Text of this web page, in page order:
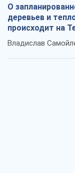
О
деревьев и
происходит на
Владислав